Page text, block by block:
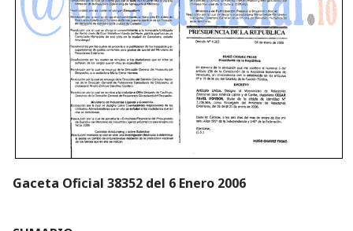
Gaceta Oficial 38352 del 6 Enero 2006